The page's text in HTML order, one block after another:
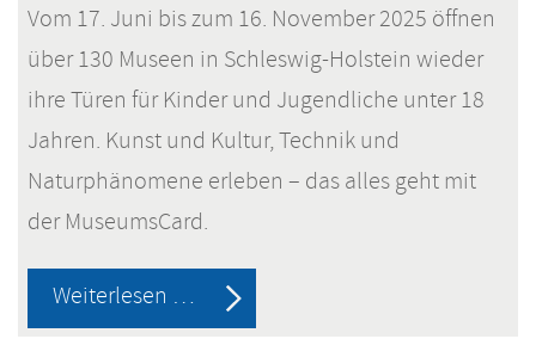
Vom 17. Juni bis zum 16. November 2025 öffnen
über 130 Museen in Schleswig-Holstein wieder
ihre Türen für Kinder und Jugendliche unter 18
Jahren. Kunst und Kultur, Technik und
Naturphänomene erleben – das alles geht mit
der MuseumsCard.
Weiterlesen … MuseumsCard